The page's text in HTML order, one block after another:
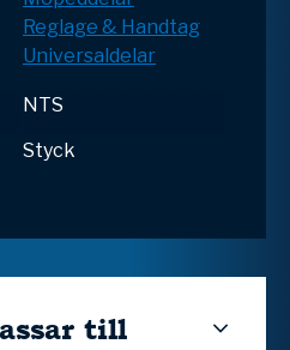
Reglage & Handtag
Universaldelar
NTS
Styck
till